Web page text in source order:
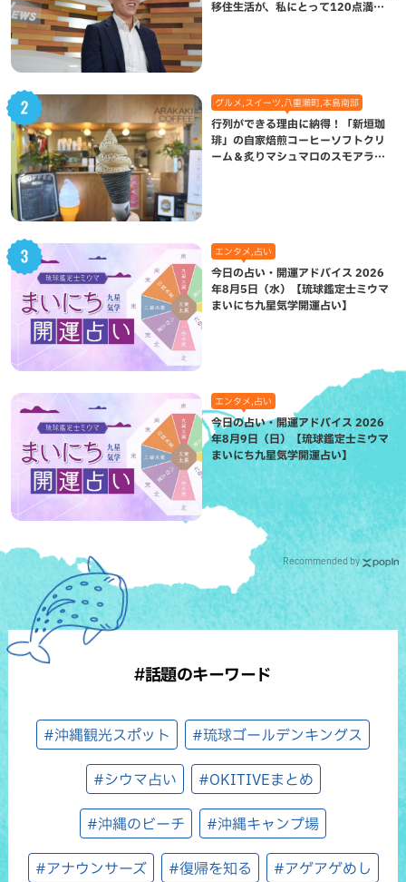
移住生活が、私にとって120点満点
グルメ,スイーツ,八重瀬町,本島南部
行列ができる理由に納得！「新垣珈
琲」の自家焙煎コーヒーソフトクリ
ーム＆炙りマシュマロのスモアラテ
エンタメ,占い
今日の占い・開運アドバイス 2026
年8月5日（水）【琉球鑑定士ミウマ
まいにち九星気学開運占い】
エンタメ,占い
今日の占い・開運アドバイス 2026
年8月9日（日）【琉球鑑定士ミウマ
まいにち九星気学開運占い】
Recommended by
#話題のキーワード
#沖縄観光スポット #琉球ゴールデンキングス
#シウマ占い #OKITIVEまとめ
#沖縄のビーチ #沖縄キャンプ場
#アナウンサーズ #復帰を知る #アゲアゲめし